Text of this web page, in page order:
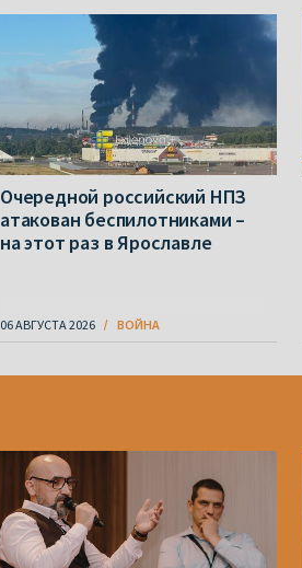
Очередной российский НПЗ
атакован беспилотниками –
на этот раз в Ярославле
06 АВГУСТА 2026 ВОЙНА